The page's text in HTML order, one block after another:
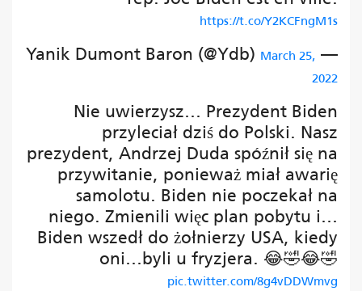
https://t.co/Y2KCFngM1s
— Yanik Dumont Baron (@Ydb)
March 25,
2022
Nie uwierzysz… Prezydent Biden
przyleciał dziś do Polski. Nasz
prezydent, Andrzej Duda spóźnił się na
przywitanie, ponieważ miał awarię
samolotu. Biden nie poczekał na
niego. Zmienili więc plan pobytu i…
Biden wszedł do żołnierzy USA, kiedy
oni…byli u fryzjera. 😂🤣😂🤣
pic.twitter.com/8g4vDDWmvg